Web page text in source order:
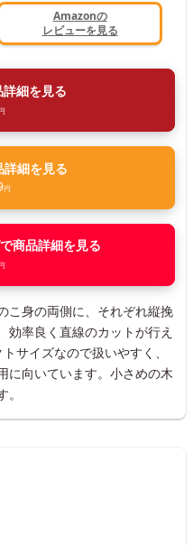
Amazonの
レビューを見る
細を見る
細を見る
円
商品詳細を見る
こ身の両側に、それぞれ縦挽
効率良く直線のカットが行え
サイズなので扱いやすく、
に向いています。小さめの木